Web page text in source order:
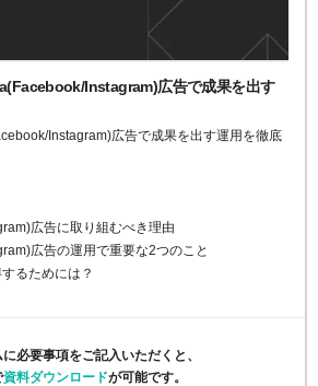
Instagram)広告で成果を出す
Instagram)広告で成果を出す運用を徹底
広告に取り組むべき理由
広告の運用で重要な2つのこと
るためには？
必要事項をご記入いただくと、
資料ダウンロードが可能です。